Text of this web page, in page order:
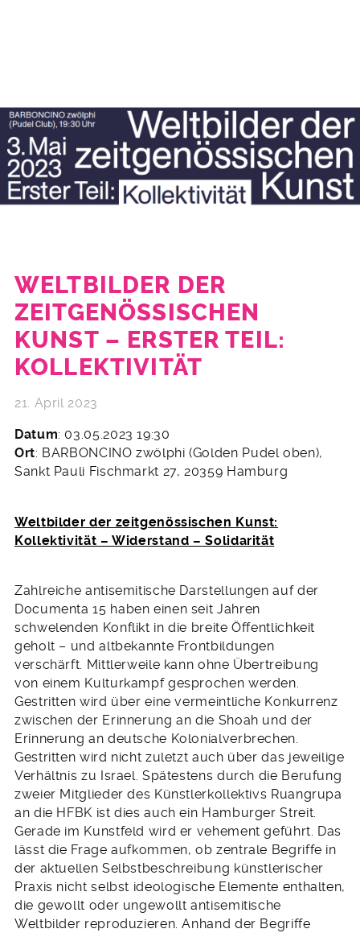
WELTBILDER DER
ZEITGENÖSSISCHEN
KUNST – ERSTER TEIL:
KOLLEKTIVITÄT
21. April 2023
Datum: 03.05.2023 19:30
Ort: BARBONCINO zwölphi (Golden Pudel oben),
Sankt Pauli Fischmarkt 27, 20359 Hamburg
Weltbilder der zeitgenössischen Kunst:
Kollektivität – Widerstand – Solidarität
Zahlreiche antisemitische Darstellungen auf der
Documenta 15 haben einen seit Jahren
schwelenden Konflikt in die breite Öffentlichkeit
geholt – und altbekannte Frontbildungen
verschärft. Mittlerweile kann ohne Übertreibung
von einem Kulturkampf gesprochen werden.
Gestritten wird über eine vermeintliche Konkurrenz
zwischen der Erinnerung an die Shoah und der
Erinnerung an deutsche Kolonialverbrechen.
Gestritten wird nicht zuletzt auch über das jeweilige
Verhältnis zu Israel. Spätestens durch die Berufung
zweier Mitglieder des Künstlerkollektivs Ruangrupa
an die HFBK ist dies auch ein Hamburger Streit.
Gerade im Kunstfeld wird er vehement geführt. Das
lässt die Frage aufkommen, ob zentrale Begriffe in
der aktuellen Selbstbeschreibung künstlerischer
Praxis nicht selbst ideologische Elemente enthalten,
die gewollt oder ungewollt antisemitische
Weltbilder reproduzieren. Anhand der Begriffe